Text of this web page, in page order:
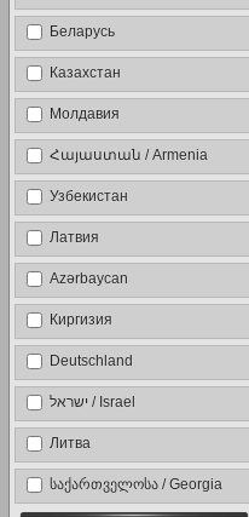
Беларусь
Казахстан
Молдавия
Հայաստան / Armenia
Узбекистан
Латвия
Azərbaycan
Киргизия
Deutschland
ישראל / Israel
Литва
საქართველოსა / Georgia